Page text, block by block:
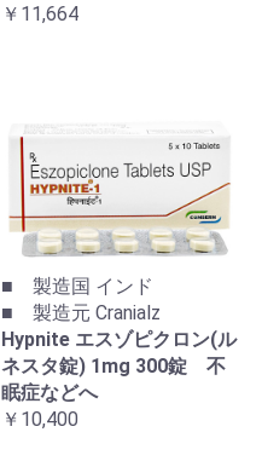
￥11,664
■ 製造国 インド
■ 製造元 Cranialz
Hypnite エスゾピクロン(ル
ネスタ錠) 1mg 300錠 不
眠症などへ
￥10,400